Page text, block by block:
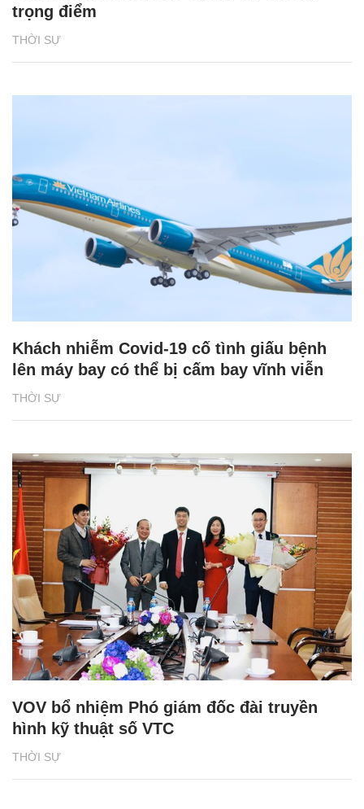
THỜI SỰ
trọng điểm
THỜI SỰ
Khách nhiễm Covid-19 cố tình giấu bệnh
lên máy bay có thể bị cấm bay vĩnh viễn
THỜI SỰ
VOV bổ nhiệm Phó giám đốc đài truyền
hình kỹ thuật số VTC